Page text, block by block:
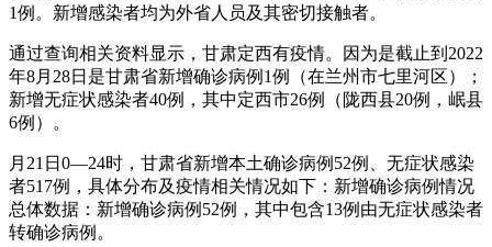
1例。新增感染者均为外省人员及其密切接触者。
通过查询相关资料显示，甘肃定西有疫情。因为是截止到2022
年8月28日是甘肃省新增确诊病例1例（在兰州市七里河区）；
新增无症状感染者40例，其中定西市26例（陇西县20例，岷县
6例）。
月21日0—24时，甘肃省新增本土确诊病例52例、无症状感染
者517例，具体分布及疫情相关情况如下：新增确诊病例情况
总体数据：新增确诊病例52例，其中包含13例由无症状感染者
转确诊病例。